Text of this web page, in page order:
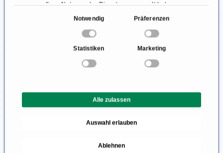
Ihrer Nutzung der Dienste gesammelt haben.
Notwendig Präferenzen
Statistiken Marketing
Alle zulassen
Auswahl erlauben
Ablehnen
beim erfolgreichen Geschlechtsverkehr
festzustellen, erfolgt in der Regel eine
Beim Ultraschall wäre zum Beispiel eine
oder ein fehlender Hoden im